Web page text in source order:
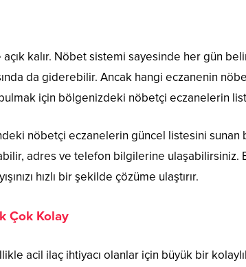
kalır. Nöbet sistemi sayesinde her gün
da giderebilir. Ancak hangi eczanenin
için bölgenizdeki nöbetçi eczanelerin
nöbetçi eczanelerin güncel listesini
adres ve telefon bilgilerine ulaşabilirsiniz.
hızlı bir şekilde çözüme ulaştırır.
Çok Kolay
acil ilaç ihtiyacı olanlar için büyük bir